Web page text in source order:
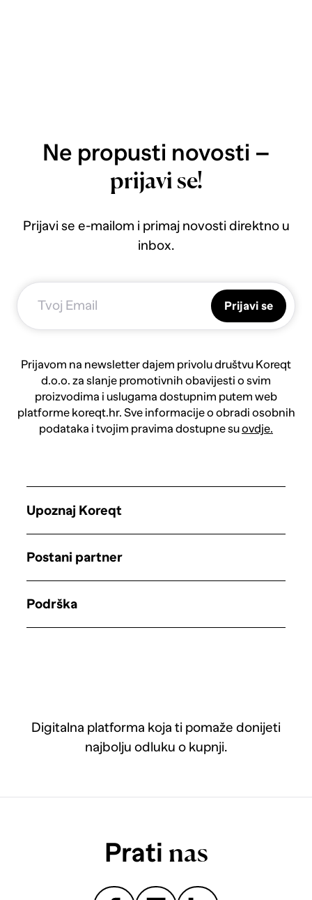
Ne propusti novosti –
prijavi se!
Prijavi se e-mailom i primaj novosti direktno u
inbox.
Prijavi se
Prijavom na newsletter dajem privolu društvu Koreqt
d.o.o. za slanje promotivnih obavijesti o svim
proizvodima i uslugama dostupnim putem web
platforme koreqt.hr. Sve informacije o obradi osobnih
podataka i tvojim pravima dostupne suovdje.
Digitalna platforma koja ti pomaže donijeti
najbolju odluku o kupnji.
Upoznaj Koreqt
Postani partner
Podrška
Prati nas